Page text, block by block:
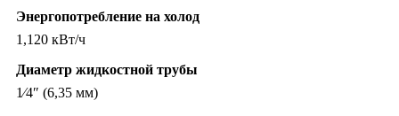
Энергопотребление на холод
1,120 кВт/ч
Диаметр жидкостной трубы
1⁄4″ (6,35 мм)